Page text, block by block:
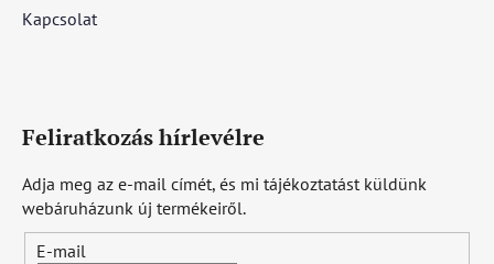
Kapcsolat
Feliratkozás hírlevélre
Adja meg az e-mail címét, és mi tájékoztatást küldünk
webáruházunk új termékeiről.
E-mail